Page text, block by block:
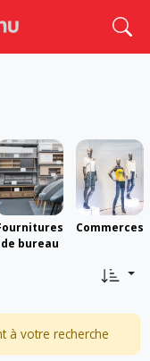
de bureau
Commerces
à votre recherche